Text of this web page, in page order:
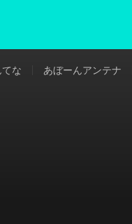
な あぼーんアンテナ